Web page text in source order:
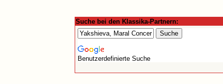
Suche bei den Klassika-Partnern:
Benutzerdefinierte Suche